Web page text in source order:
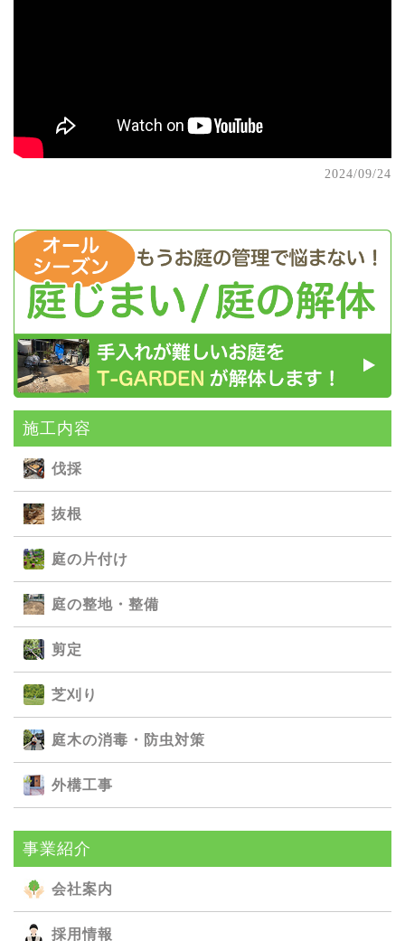
施⼯内容
伐採
抜根
庭の⽚付け
庭の整地・整備
剪定
芝刈り
庭⽊の消毒・防⾍対策
外構⼯事
事業紹介
会社案内
採用情報
2024/09/24